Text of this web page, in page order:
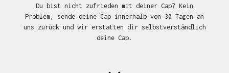
Du bist nicht zufrieden mit deiner Cap? Kein
Problem, sende deine Cap innerhalb von 30 Tagen an
uns zurück und wir erstatten dir selbstverständlich
deine Cap.